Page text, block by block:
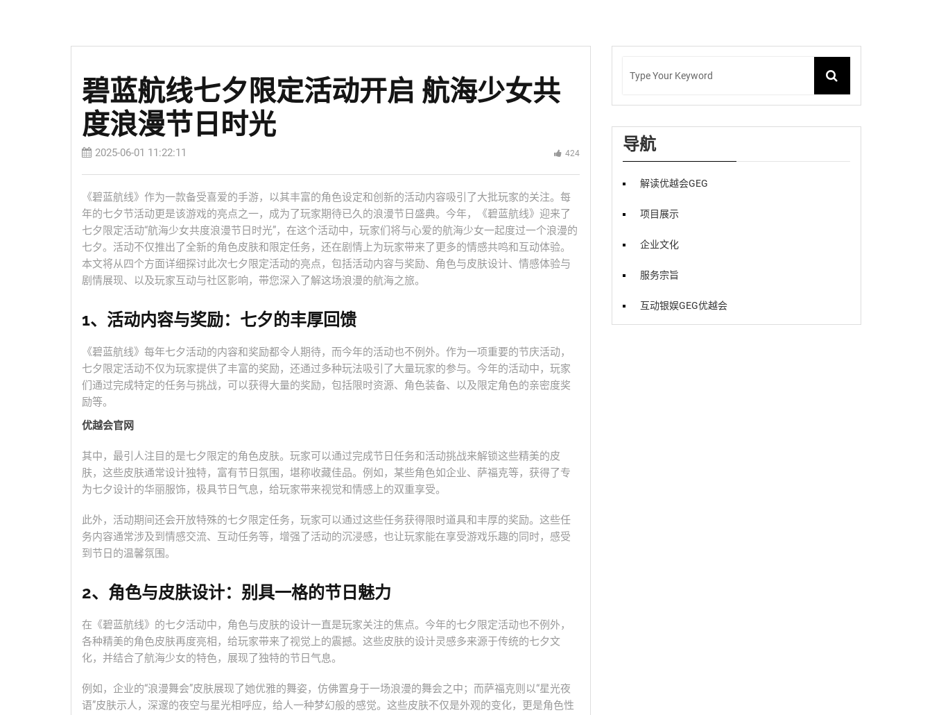
碧蓝航线七夕限定活动开启 航海少女共
度浪漫节日时光
2025-06-01 11:22:11 424
《碧蓝航线》作为一款备受喜爱的手游，以其丰富的角色设定和创新的活动内容吸引了大批玩家的关注。每
年的七夕节活动更是该游戏的亮点之一，成为了玩家期待已久的浪漫节日盛典。今年，《碧蓝航线》迎来了
七夕限定活动“航海少女共度浪漫节日时光”，在这个活动中，玩家们将与心爱的航海少女一起度过一个浪漫的
七夕。活动不仅推出了全新的角色皮肤和限定任务，还在剧情上为玩家带来了更多的情感共鸣和互动体验。
本文将从四个方面详细探讨此次七夕限定活动的亮点，包括活动内容与奖励、角色与皮肤设计、情感体验与
剧情展现、以及玩家互动与社区影响，带您深入了解这场浪漫的航海之旅。
1、活动内容与奖励：七夕的丰厚回馈
《碧蓝航线》每年七夕活动的内容和奖励都令人期待，而今年的活动也不例外。作为一项重要的节庆活动，
七夕限定活动不仅为玩家提供了丰富的奖励，还通过多种玩法吸引了大量玩家的参与。今年的活动中，玩家
们通过完成特定的任务与挑战，可以获得大量的奖励，包括限时资源、角色装备、以及限定角色的亲密度奖
励等。
优越会官网
其中，最引人注目的是七夕限定的角色皮肤。玩家可以通过完成节日任务和活动挑战来解锁这些精美的皮
肤，这些皮肤通常设计独特，富有节日氛围，堪称收藏佳品。例如，某些角色如企业、萨福克等，获得了专
为七夕设计的华丽服饰，极具节日气息，给玩家带来视觉和情感上的双重享受。
此外，活动期间还会开放特殊的七夕限定任务，玩家可以通过这些任务获得限时道具和丰厚的奖励。这些任
务内容通常涉及到情感交流、互动任务等，增强了活动的沉浸感，也让玩家能在享受游戏乐趣的同时，感受
到节日的温馨氛围。
2、角色与皮肤设计：别具一格的节日魅力
在《碧蓝航线》的七夕活动中，角色与皮肤的设计一直是玩家关注的焦点。今年的七夕限定活动也不例外，
各种精美的角色皮肤再度亮相，给玩家带来了视觉上的震撼。这些皮肤的设计灵感多来源于传统的七夕文
化，并结合了航海少女的特色，展现了独特的节日气息。
例如，企业的“浪漫舞会”皮肤展现了她优雅的舞姿，仿佛置身于一场浪漫的舞会之中；而萨福克则以“星光夜
语”皮肤示人，深邃的夜空与星光相呼应，给人一种梦幻般的感觉。这些皮肤不仅是外观的变化，更是角色性
导航
解读优越会GEG
项目展示
企业文化
服务宗旨
互动银娱GEG优越会